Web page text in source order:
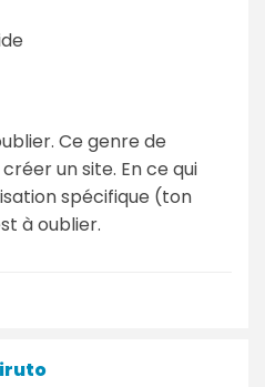
Ce genre de
un site. En ce qui
spécifique (ton
à oublier.